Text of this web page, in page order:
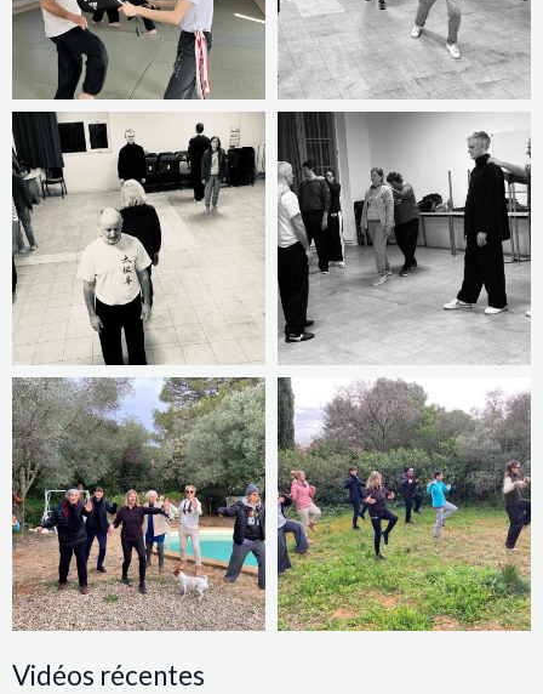
Vidéos récentes